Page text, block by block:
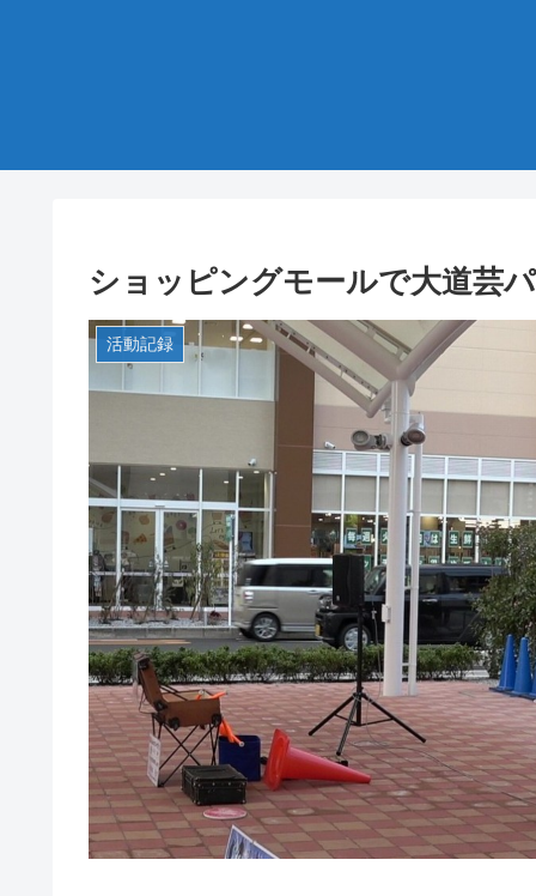
ショッピングモールで大道芸
活動記録